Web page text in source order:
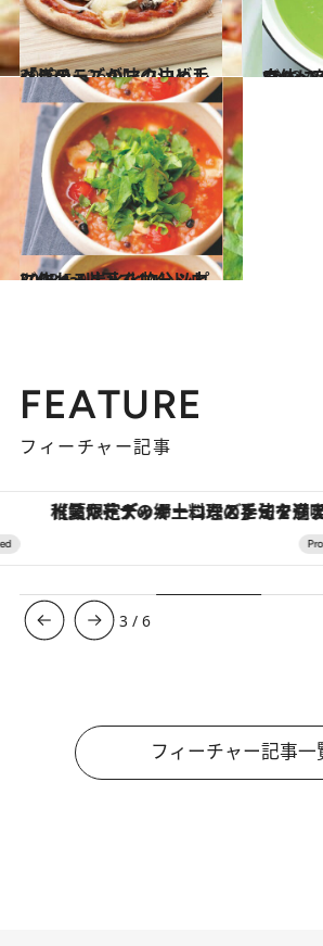
2013.11.26
ベジチーズが味の決め手 「きのこ」のマクロビレシピ
グルメ Soup Stock Tokyoの心と身体に効くスープの作り方
グルメ
2013.5.9
300kcal以下で10分以内に作れる炭水化物レシピ
グルメ
FEATURE
フィーチャー記事
【夏限定ディナーコース】旬を迎える稚鮎や花ズッキーニなどをイタリア・トスカーナの郷土料理の手
3 /6
フィーチャー記事一